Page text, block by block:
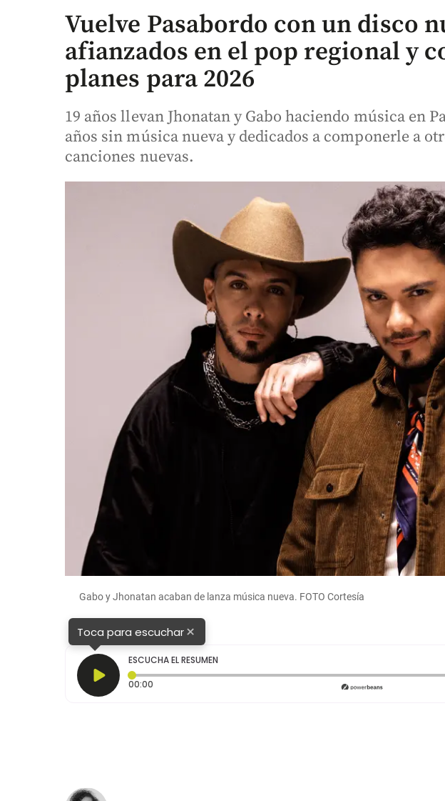
Vuelve Pasabordo con un disco
afianzados en el pop regional y
planes para 2026
19 años llevan Jhonatan y Gabo haciendo música en
años sin música nueva y dedicados a componerle a
canciones nuevas.
Gabo y Jhonatan acaban de lanza música nueva. FOTO Cortesía
Toca para escuchar×
ESCUCHA EL RESUMEN
00:00